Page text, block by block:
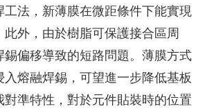
法，新薄膜在微距條件下能實現
此外，由於樹脂可保護接合區周
偏移導致的短路問題。薄膜方式
熔融焊錫，可望進一步降低基板
準特性，對於元件貼裝時的位置